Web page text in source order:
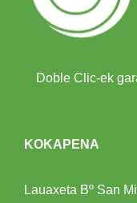
Doble Clic-ek
KOKAPENA
Lauaxeta Bº San